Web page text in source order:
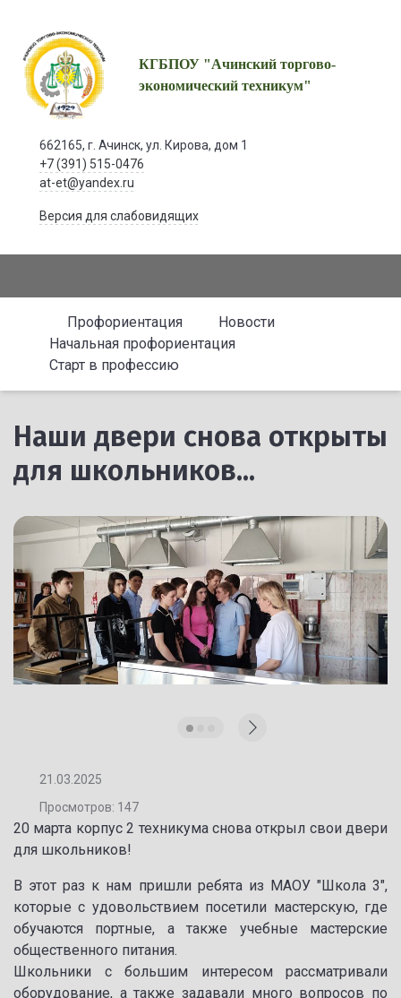
КГБПОУ "Ачинский торгово-
экономический техникум"
662165, г. Ачинск, ул. Кирова, дом 1
+7 (391) 515-0476
at-et@yandex.ru
Версия для слабовидящих
Профориентация
Новости
Начальная профориентация
Старт в профессию
Наши двери снова открыты
для школьников...
21.03.2025
Просмотров: 147
20 марта корпус 2 техникума снова открыл свои двери
для школьников!
В этот раз к нам пришли ребята из МАОУ "Школа 3",
которые с удовольствием посетили мастерскую, где
обучаются портные, а также учебные мастерские
общественного питания.
Школьники с большим интересом рассматривали
оборудование, а также задавали много вопросов по